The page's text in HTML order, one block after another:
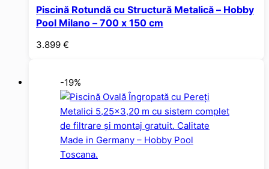
Piscină Rotundă cu Structură Metalică – Hobby
Pool Milano – 700 x 150 cm
3.899 €
-19%